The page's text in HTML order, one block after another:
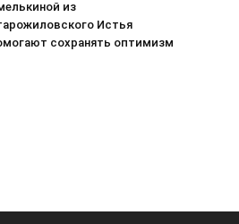
из
Истья
сохранять оптимизм